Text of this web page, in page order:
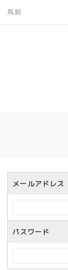
馬鈴
メールアドレス
パスワード